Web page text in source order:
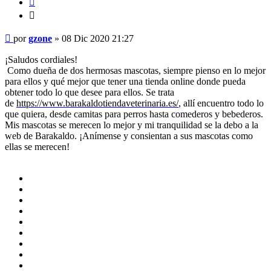
Mensaje
porgzone » 08 Dic 2020 21:27
¡Saludos cordiales!
Como dueña de dos hermosas mascotas, siempre pienso en lo mejor
para ellos y qué mejor que tener una tienda online donde pueda
obtener todo lo que desee para ellos. Se trata
de https://www.barakaldotiendaveterinaria.es/, allí encuentro todo lo
que quiera, desde camitas para perros hasta comederos y bebederos.
Mis mascotas se merecen lo mejor y mi tranquilidad se la debo a la
web de Barakaldo. ¡Anímense y consientan a sus mascotas como
ellas se merecen!